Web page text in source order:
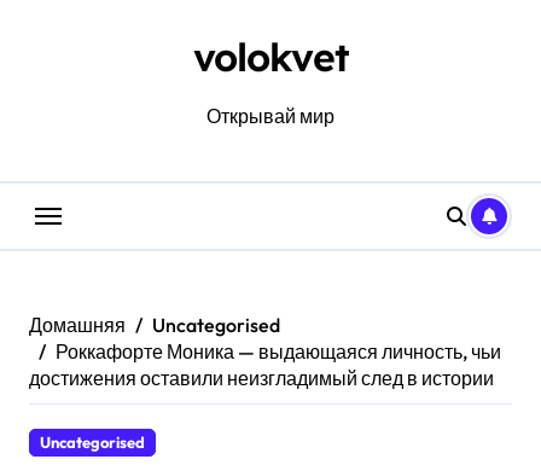
volokvet
Открывай мир
Домашняя
Uncategorised
Роккафорте Моника — выдающаяся личность, чьи
достижения оставили неизгладимый след в истории
Uncategorised